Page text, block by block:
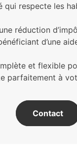
qui respecte les
réduction
d’une
et
parfaitement à
Contact